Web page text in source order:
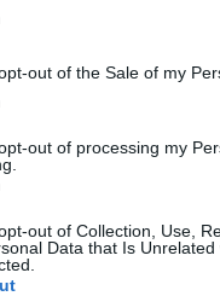
out of the Sale of my
out of processing my
out of Collection, Use,
Data that Is